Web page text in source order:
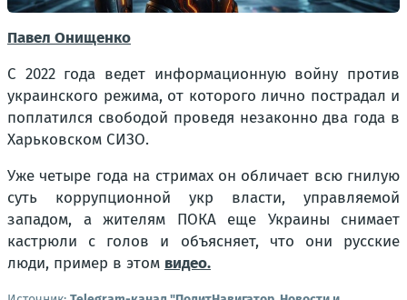
Павел Онищенко
С 2022 года ведет информационную войну против
украинского режима, от которого лично пострадал и
поплатился свободой проведя незаконно два года в
Харьковском СИЗО.
Уже четыре года на стримах он обличает всю гнилую
суть коррупционной укр власти, управляемой
западом, а жителям ПОКА еще Украины снимает
кастрюли с голов и объясняет, что они русские
люди, пример в этом видео.